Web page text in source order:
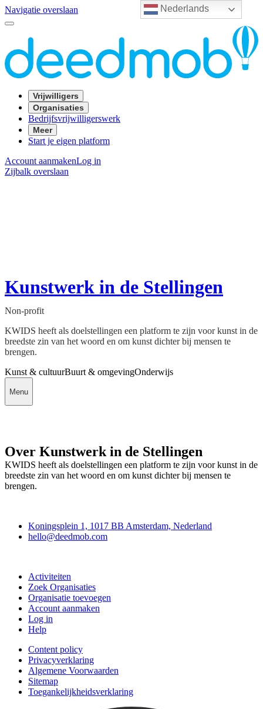
Nederlands
Navigatie overslaan
Vrijwilligers
Organisaties
Bedrijfsvrijwilligerswerk
Meer
Start je eigen platform
Account aanmakenLog in
Zijbalk overslaan
Kunstwerk in de Stellingen
Non-profit
KWIDS heeft als doelstellingen een platform te zijn voor kunst in de
breedste zin van het woord en om kunst dichter bij mensen te
brengen.
Kunst & cultuurBuurt & omgevingOnderwijs
Menu
Over Kunstwerk in de Stellingen
KWIDS heeft als doelstellingen een platform te zijn voor kunst in de
breedste zin van het woord en om kunst dichter bij mensen te
brengen.
Koningsplein 1, 1017 BB Amsterdam, Nederland
hello@deedmob.com
Activiteiten
Zoek Organisaties
Organisatie toevoegen
Account aanmaken
Log in
Help
Content policy
Privacyverklaring
Algemene Voorwaarden
Sitemap
Toegankelijkheidsverklaring